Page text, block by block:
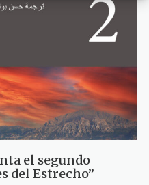
el segundo
del Estrecho”